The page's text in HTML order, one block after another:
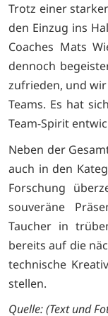
Trotz einer
den Einzug ins
Coaches Mats
dennoch
zufrieden, und
Teams. Es hat
Team-Spirit
Neben der
auch in den
Forschung
souveräne
Taucher in
bereits auf die
technische
stellen.
Quelle:(Text und